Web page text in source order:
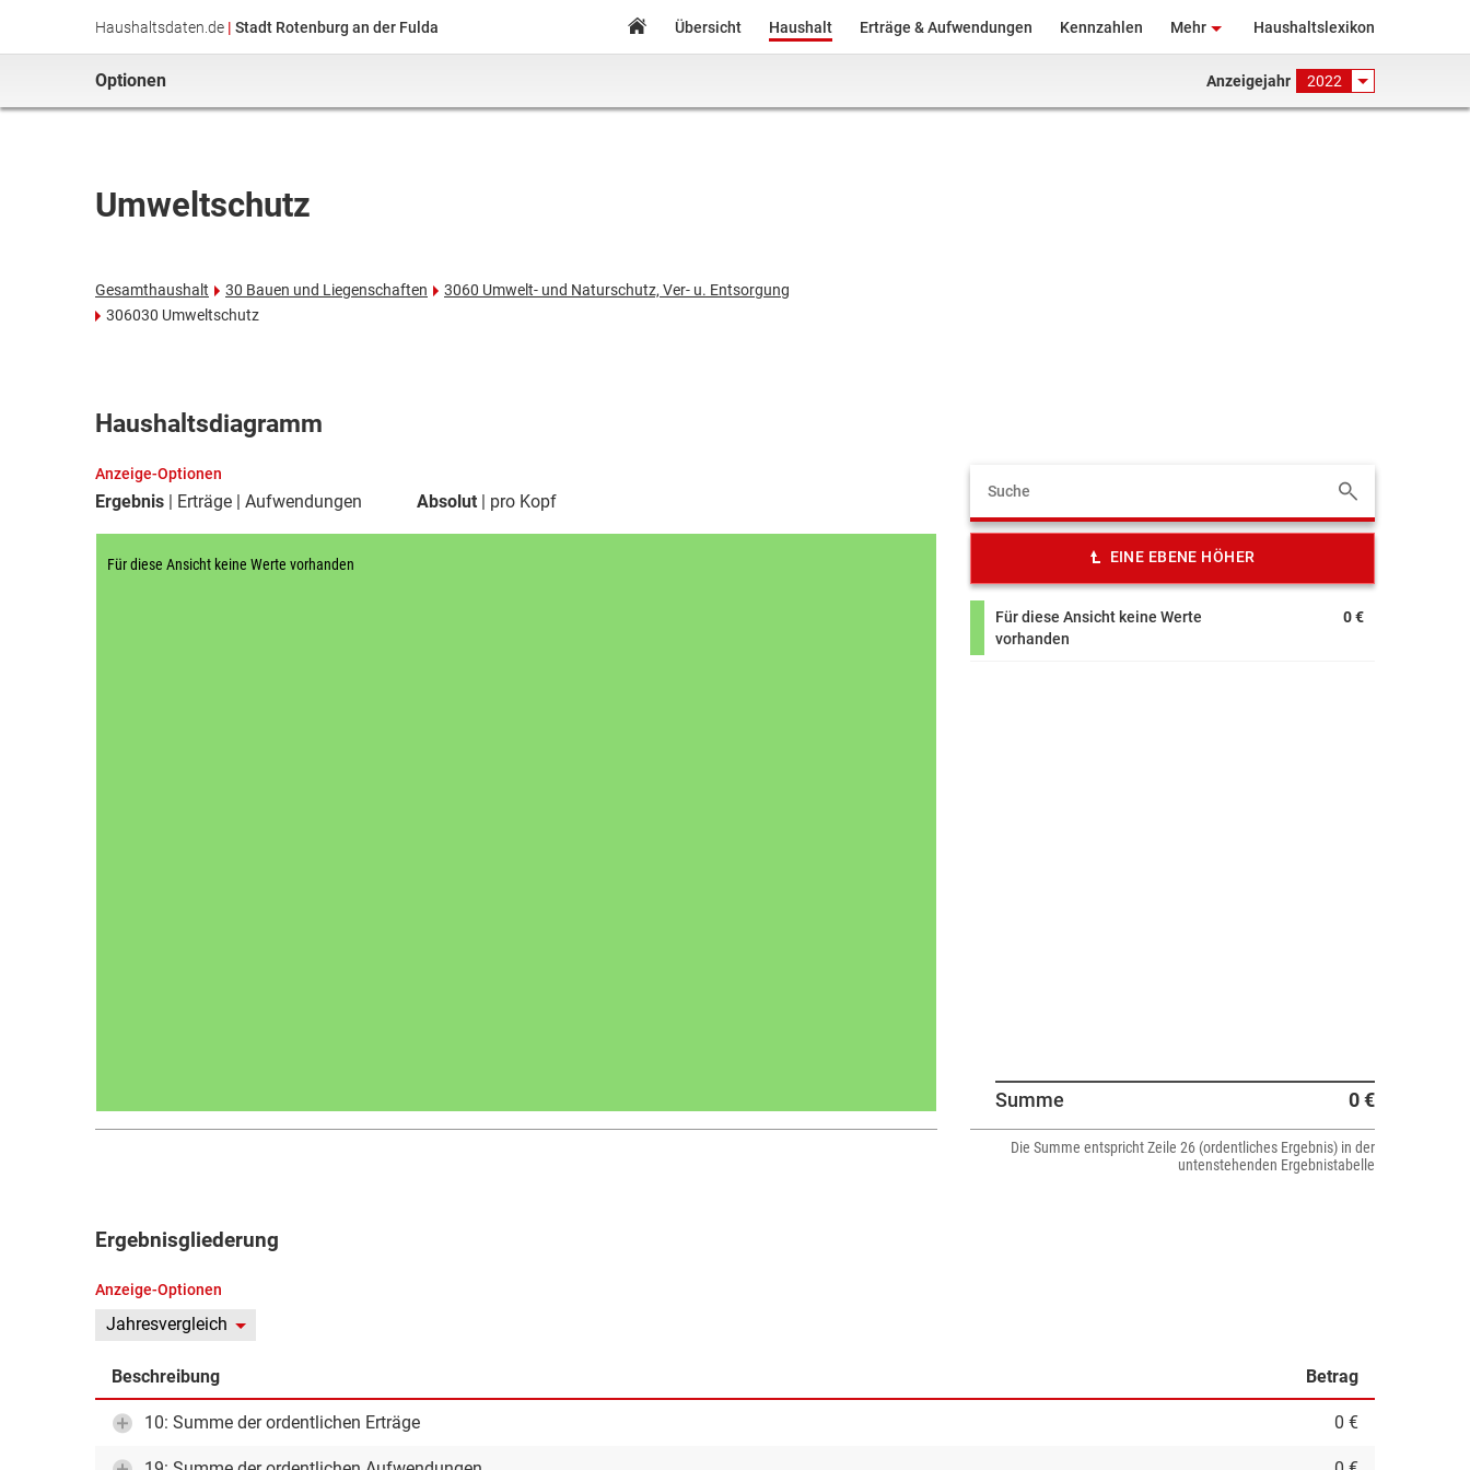
Haushaltsdaten.de | Stadt Rotenburg an der Fulda Übersicht Haushalt Erträge & Aufwendungen Kennzahlen Mehr Haushaltslexikon
Optionen Anzeigejahr 2022
Umweltschutz
Gesamthaushalt 30 Bauen und Liegenschaften
3060 Umwelt- und Naturschutz, Ver- u. Entsorgung
306030 Umweltschutz
Haushaltsdiagramm
Anzeige-Optionen
Ergebnis Erträge Aufwendungen Absolut pro Kopf
Für diese Ansicht keine Werte vorhanden EINE EBENE HÖHER
Für diese Ansicht keine Werte
vorhanden
0 €
Summe 0 €
Die Summe entspricht Zeile 26 (ordentliches Ergebnis) in der
untenstehenden Ergebnistabelle
Ergebnisgliederung
Anzeige-Optionen
Jahresvergleich
Beschreibung Betrag
10: Summe der ordentlichen Erträge 0 €